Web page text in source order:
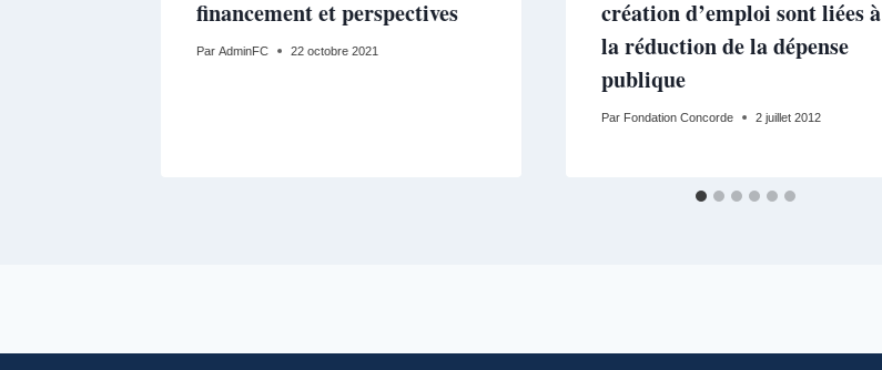
financement et perspectives
Par AdminFC 22 octobre 2021
création d’emploi sont liées à
la réduction de la dépense
publique
Par Fondation Concorde 2 juillet 2012